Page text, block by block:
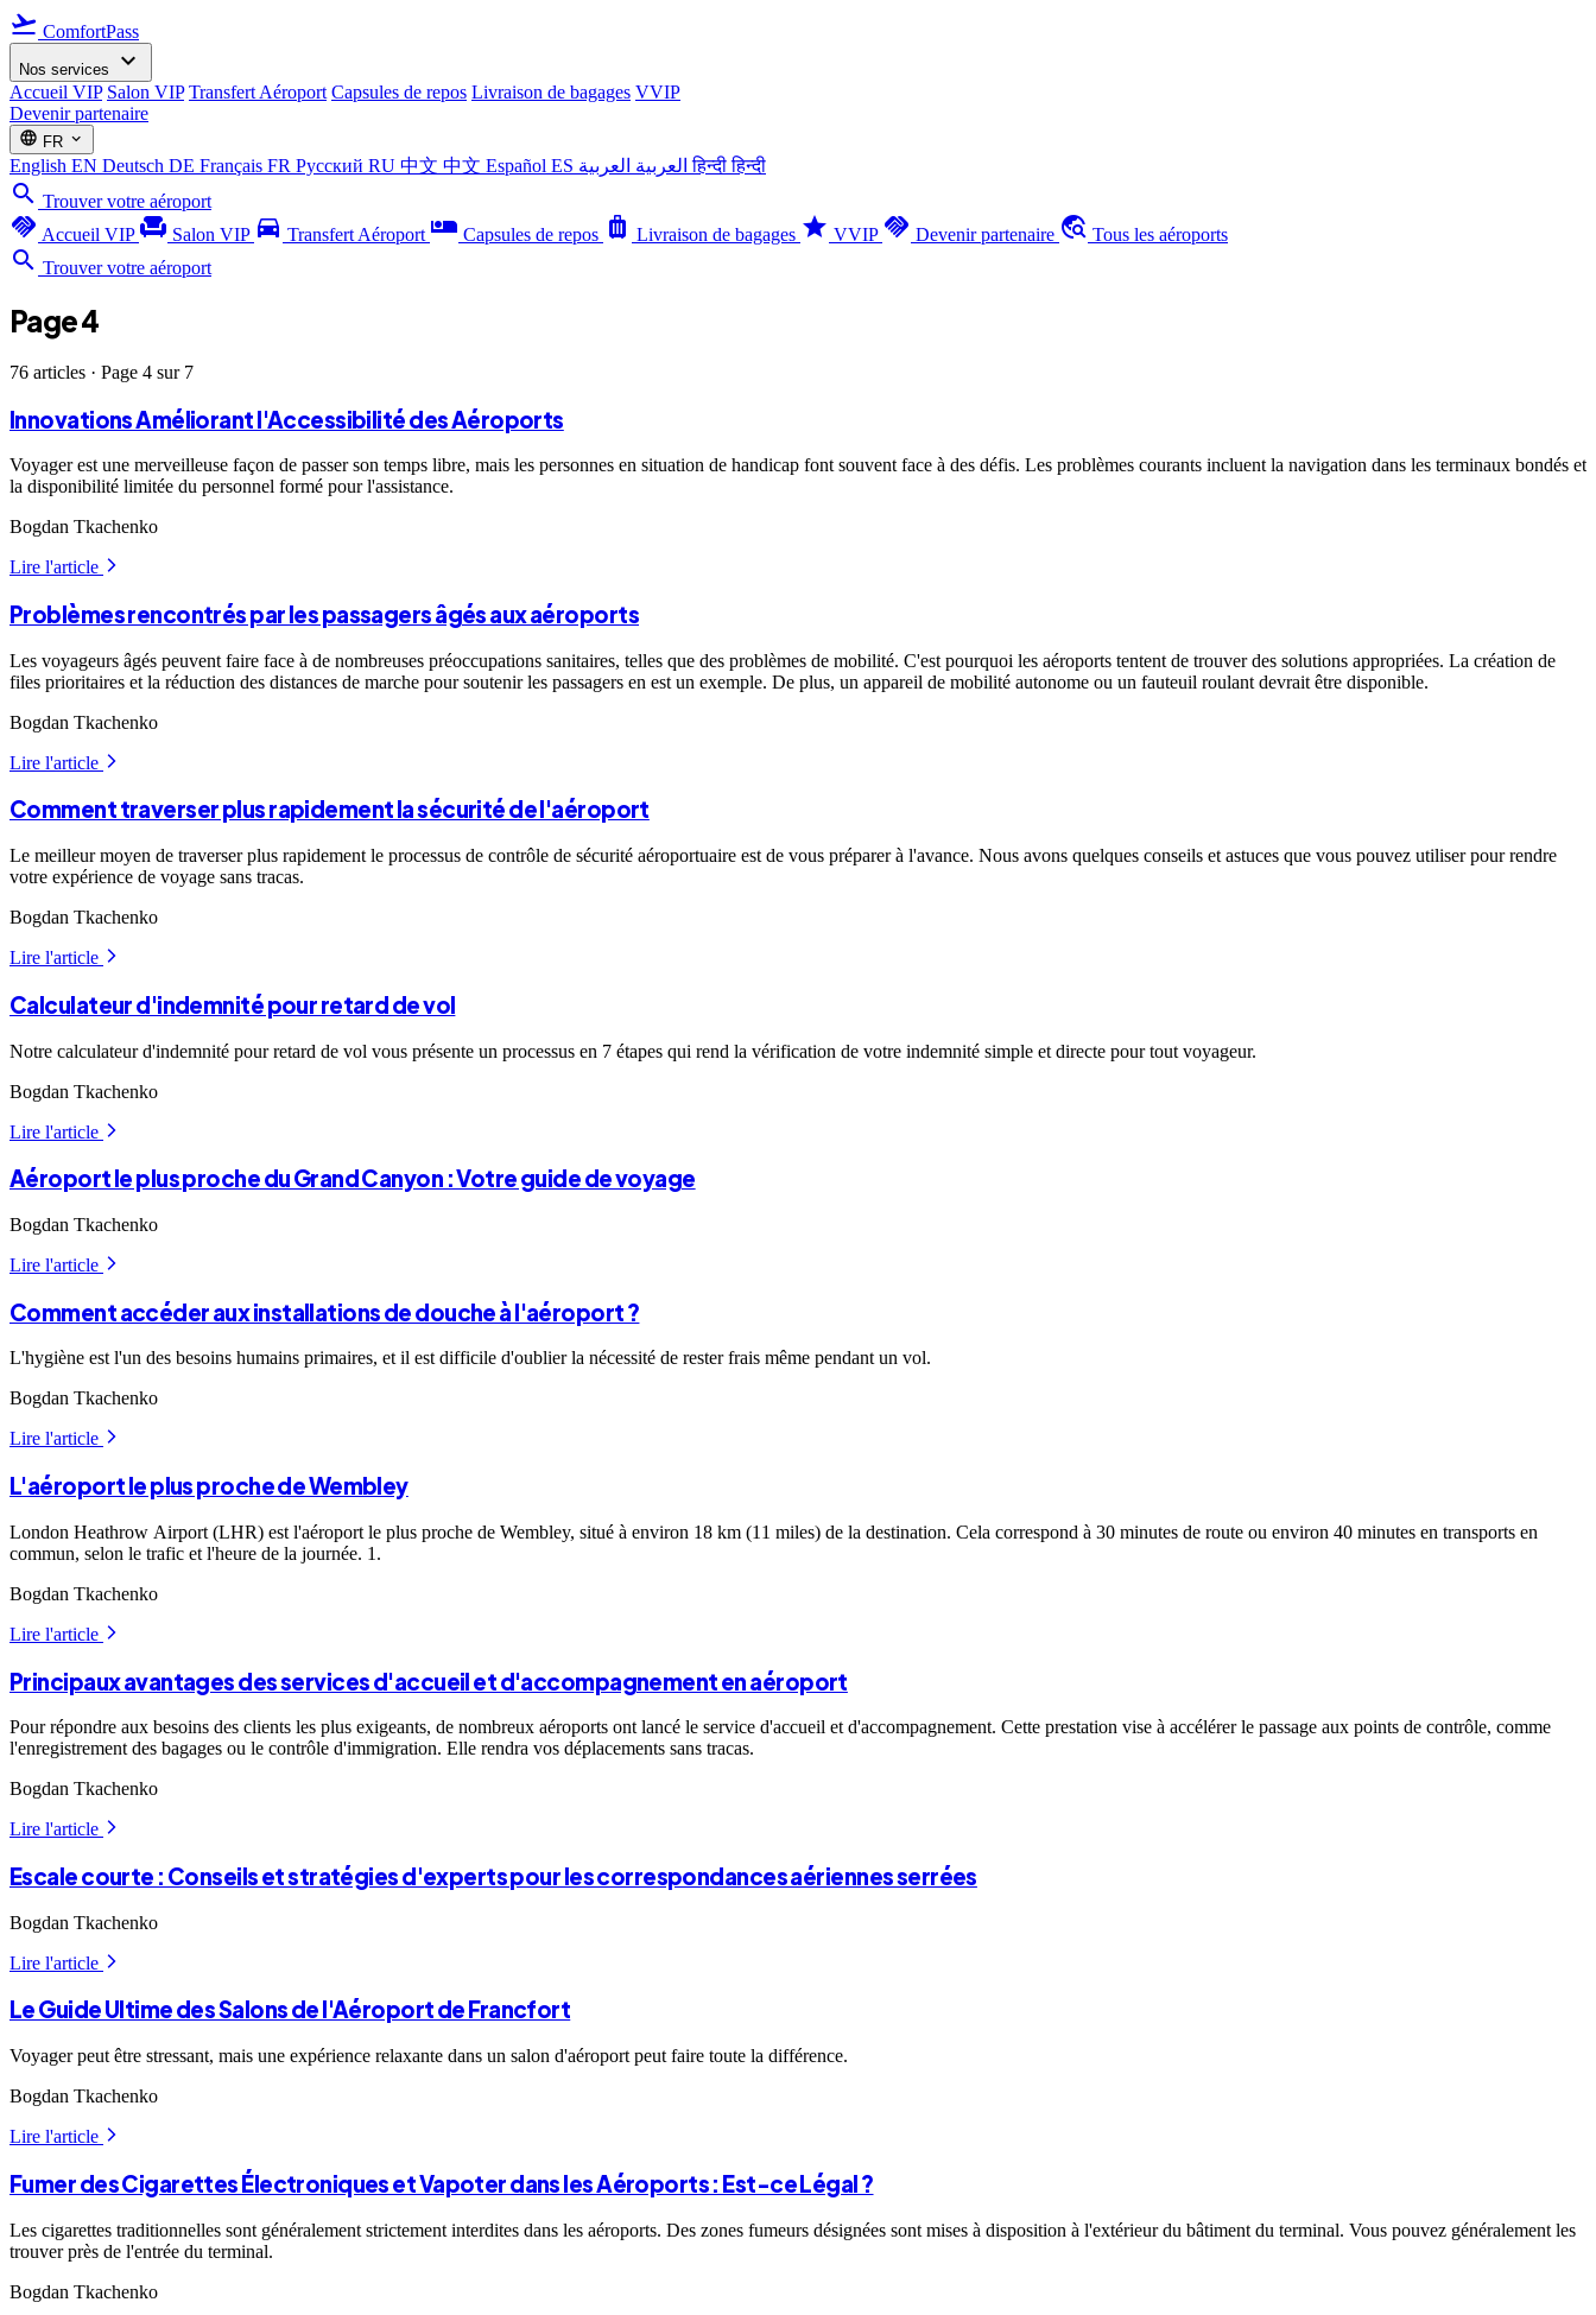
flight_takeoff ComfortPass
Nos services expand_more
Accueil VIP Salon VIP Transfert Aéroport Capsules de repos Livraison de bagages VVIP
Devenir partenaire
language FR expand_more
English EN Deutsch DE Français FR Русский RU 中文 中文 Español ES العربية العربية हिन्दीहिन्दी
search Trouver votre aéroport
handshake Accueil VIP chair Salon VIP directions_car Transfert Aéroport airline_seat_individual_suite Capsules de repos luggage Livraison de bagages star VVIP handshake Devenir partenaire travel_explore Tous les aéroports
search Trouver votre aéroport
Page 4
76 articles · Page 4 sur 7
Innovations Améliorant l'Accessibilité des Aéroports
Voyager est une merveilleuse façon de passer son temps libre, mais les personnes en situation de handicap font souvent face à des défis. Les problèmes courants incluent la navigation dans les terminaux bondés et
la disponibilité limitée du personnel formé pour l'assistance.
Bogdan Tkachenko
Lire l'article arrow_forward_ios
Problèmes rencontrés par les passagers âgés aux aéroports
Les voyageurs âgés peuvent faire face à de nombreuses préoccupations sanitaires, telles que des problèmes de mobilité. C'est pourquoi les aéroports tentent de trouver des solutions appropriées. La création de
files prioritaires et la réduction des distances de marche pour soutenir les passagers en est un exemple. De plus, un appareil de mobilité autonome ou un fauteuil roulant devrait être disponible.
Bogdan Tkachenko
Lire l'article arrow_forward_ios
Comment traverser plus rapidement la sécurité de l'aéroport
Le meilleur moyen de traverser plus rapidement le processus de contrôle de sécurité aéroportuaire est de vous préparer à l'avance. Nous avons quelques conseils et astuces que vous pouvez utiliser pour rendre
votre expérience de voyage sans tracas.
Bogdan Tkachenko
Lire l'article arrow_forward_ios
Calculateur d'indemnité pour retard de vol
Notre calculateur d'indemnité pour retard de vol vous présente un processus en 7 étapes qui rend la vérification de votre indemnité simple et directe pour tout voyageur.
Bogdan Tkachenko
Lire l'article arrow_forward_ios
Aéroport le plus proche du Grand Canyon : Votre guide de voyage
Bogdan Tkachenko
Lire l'article arrow_forward_ios
Comment accéder aux installations de douche à l'aéroport ?
L'hygiène est l'un des besoins humains primaires, et il est difficile d'oublier la nécessité de rester frais même pendant un vol.
Bogdan Tkachenko
Lire l'article arrow_forward_ios
L'aéroport le plus proche de Wembley
London Heathrow Airport (LHR) est l'aéroport le plus proche de Wembley, situé à environ 18 km (11 miles) de la destination. Cela correspond à 30 minutes de route ou environ 40 minutes en transports en
commun, selon le trafic et l'heure de la journée. 1.
Bogdan Tkachenko
Lire l'article arrow_forward_ios
Principaux avantages des services d'accueil et d'accompagnement en aéroport
Pour répondre aux besoins des clients les plus exigeants, de nombreux aéroports ont lancé le service d'accueil et d'accompagnement. Cette prestation vise à accélérer le passage aux points de contrôle, comme
l'enregistrement des bagages ou le contrôle d'immigration. Elle rendra vos déplacements sans tracas.
Bogdan Tkachenko
Lire l'article arrow_forward_ios
Escale courte : Conseils et stratégies d'experts pour les correspondances aériennes serrées
Bogdan Tkachenko
Lire l'article arrow_forward_ios
Le Guide Ultime des Salons de l'Aéroport de Francfort
Voyager peut être stressant, mais une expérience relaxante dans un salon d'aéroport peut faire toute la différence.
Bogdan Tkachenko
Lire l'article arrow_forward_ios
Fumer des Cigarettes Électroniques et Vapoter dans les Aéroports : Est-ce Légal ?
Les cigarettes traditionnelles sont généralement strictement interdites dans les aéroports. Des zones fumeurs désignées sont mises à disposition à l'extérieur du bâtiment du terminal. Vous pouvez généralement les
trouver près de l'entrée du terminal.
Bogdan Tkachenko